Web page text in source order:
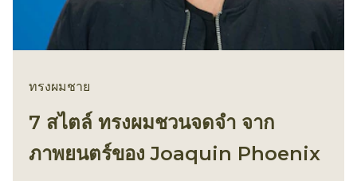
ทรงผมชาย
7 สไตล์ ทรงผมชวนจดจำ จาก
ภาพยนตร์ของ Joaquin Phoenix